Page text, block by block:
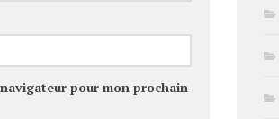
pour mon prochain